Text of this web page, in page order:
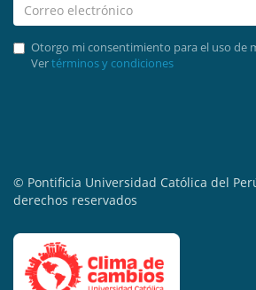
Otorgo mi consentimiento para el uso de
Vertérminos y condiciones
© Pontificia Universidad Católica del
derechos reservados